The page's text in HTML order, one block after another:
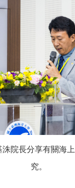
院長分享有關海
究。